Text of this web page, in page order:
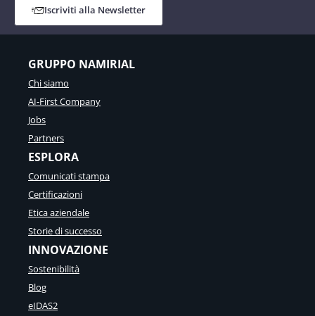
Iscriviti alla Newsletter
GRUPPO NAMIRIAL
Chi siamo
AI-First Company
Jobs
Partners
ESPLORA
Comunicati stampa
Certificazioni
Etica aziendale
Storie di successo
INNOVAZIONE
Sostenibilità
Blog
eIDAS2